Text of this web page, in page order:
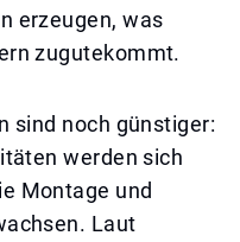
erzeugen, was
zugutekommt.
sind noch günstiger:
werden sich
Montage und
Laut